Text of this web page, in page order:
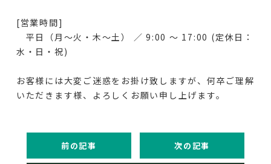
[営業時間]
平日（月～火・木～土） ／ 9:00 ～ 17:00 (定休日：
水・日・祝)
お客様には大変ご迷惑をお掛け致しますが、何卒ご理解
いただきます様、よろしくお願い申し上げます。
前の記事 次の記事